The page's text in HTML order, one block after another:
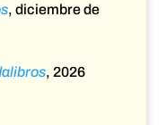
, diciembre de
, 2026